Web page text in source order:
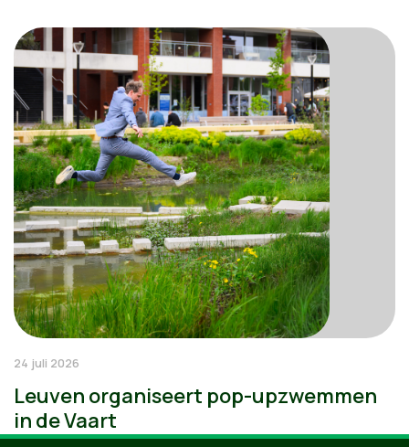
24 juli 2026
Leuven organiseert pop-upzwemmen
in de Vaart